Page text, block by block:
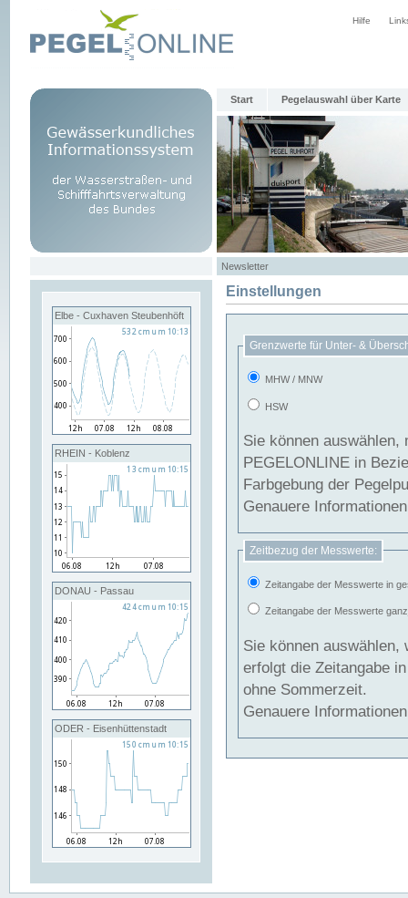
Hilfe
Start Pegelauswahl über Karte
Newsletter
Elbe - Cuxhaven Steubenhöft
RHEIN - Koblenz
DONAU - Passau
ODER - Eisenhüttenstadt
Einstellungen
Grenzwerte für Unter- &
MHW / MNW
HSW
Sie können
PEGELONLINE in Beziehung
Farbgebung der
Genauere
Zeitbezug der Messwerte:
Zeitangabe der Messwerte in
Zeitangabe der Messwerte
Sie können auswählen,
erfolgt die Zeitangabe
ohne Sommerzeit.
Genauere